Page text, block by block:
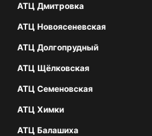
АТЦ Дмитровка
АТЦ Новоясеневская
АТЦ Долгопрудный
АТЦ Щёлковская
АТЦ Семеновская
АТЦ Химки
АТЦ Балашиха